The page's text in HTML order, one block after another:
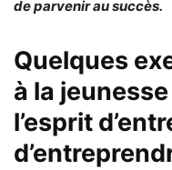
de parvenir au succès.
Quelques
à la
l’esprit